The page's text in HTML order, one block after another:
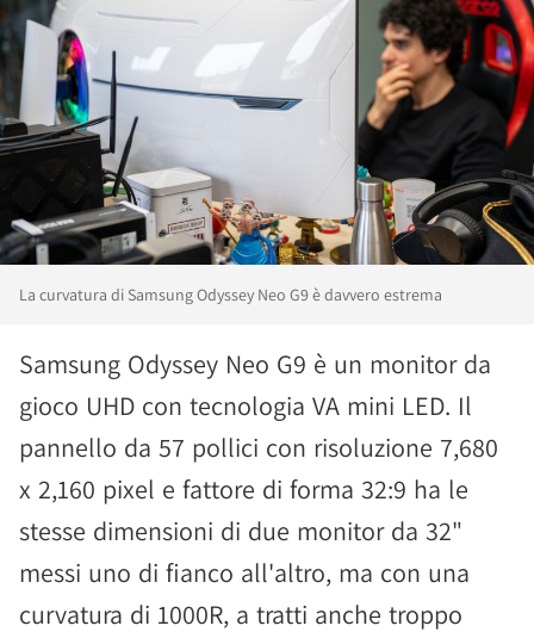
La curvatura di Samsung Odyssey Neo G9 è davvero estrema
Samsung Odyssey Neo G9 è un monitor da
gioco UHD con tecnologia VA mini LED. Il
pannello da 57 pollici con risoluzione 7,680
x 2,160 pixel e fattore di forma 32:9 ha le
stesse dimensioni di due monitor da 32"
messi uno di fianco all'altro, ma con una
curvatura di 1000R, a tratti anche troppo